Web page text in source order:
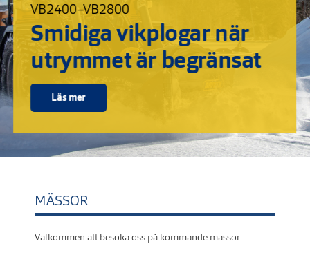
VB2400–VB2800
Smidiga vikplogar när
utrymmet är begränsat
Läs mer
MÄSSOR
Välkommen att besöka oss på kommande mässor: